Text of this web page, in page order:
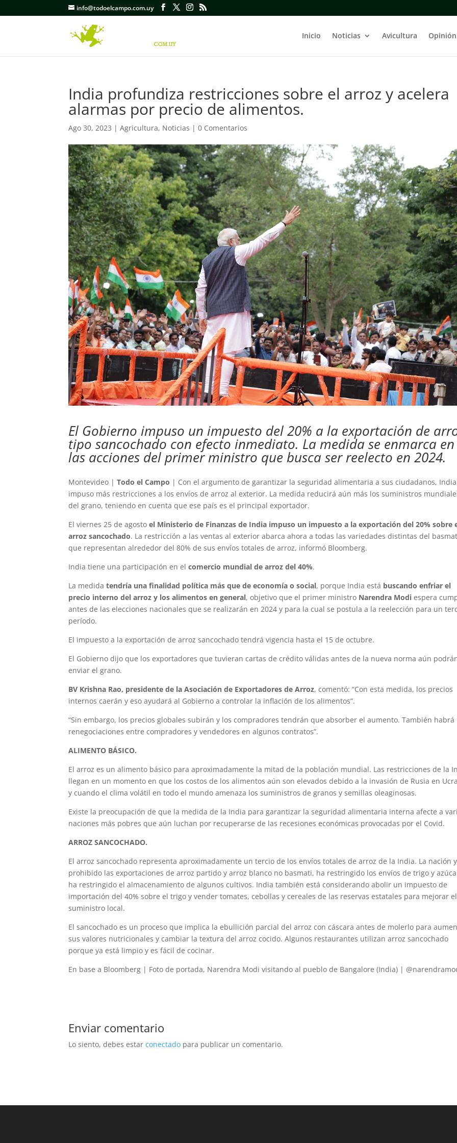
info@todoelcampo.com.uy
Inicio Noticias Avicultura Opinión
India profundiza restricciones sobre el arroz y acelera
alarmas por precio de alimentos.
Ago 30, 2023 |Agricultura, Noticias |0 Comentarios
El Gobierno impuso un impuesto del 20% a la exportación de
tipo sancochado con efecto inmediato. La medida se enmarca en
las acciones del primer ministro que busca ser reelecto en 2024.
Montevideo |Todo el Campo | Con el argumento de garantizar la seguridad alimentaria a sus ciudadanos, India
impuso más restricciones a los envíos de arroz al exterior. La medida reducirá aún más los suministros
del grano, teniendo en cuenta que ese país es el principal exportador.
El viernes 25 de agostoel Ministerio de Finanzas de India impuso un impuesto a la exportación del 20% sobre
arroz sancochado. La restricción a las ventas al exterior abarca ahora a todas las variedades distintas del
que representan alrededor del 80% de sus envíos totales de arroz, informó Bloomberg.
India tiene una participación en elcomercio mundial de arroz del 40%.
La medidatendría una finalidad política más que de economía o social, porque India está buscando enfriar el
precio interno del arroz y los alimentos en general, objetivo que el primer ministro Narendra Modi espera
antes de las elecciones nacionales que se realizarán en 2024 y para la cual se postula a la reelección para un
período.
El impuesto a la exportación de arroz sancochado tendrá vigencia hasta el 15 de octubre.
El Gobierno dijo que los exportadores que tuvieran cartas de crédito válidas antes de la nueva norma aún
enviar el grano.
BV Krishna Rao, presidente de la Asociación de Exportadores de Arroz, comentó: “Con esta medida, los precios
internos caerán y eso ayudará al Gobierno a controlar la inflación de los alimentos”.
“Sin embargo, los precios globales subirán y los compradores tendrán que absorber el aumento. También habrá
renegociaciones entre compradores y vendedores en algunos contratos”.
ALIMENTO BÁSICO.
El arroz es un alimento básico para aproximadamente la mitad de la población mundial. Las restricciones de la
llegan en un momento en que los costos de los alimentos aún son elevados debido a la invasión de Rusia en
y cuando el clima volátil en todo el mundo amenaza los suministros de granos y semillas oleaginosas.
Existe la preocupación de que la medida de la India para garantizar la seguridad alimentaria interna afecte a
naciones más pobres que aún luchan por recuperarse de las recesiones económicas provocadas por el Covid.
ARROZ SANCOCHADO.
El arroz sancochado representa aproximadamente un tercio de los envíos totales de arroz de la India. La nación
prohibido las exportaciones de arroz partido y arroz blanco no basmati, ha restringido los envíos de trigo y
ha restringido el almacenamiento de algunos cultivos. India también está considerando abolir un impuesto de
importación del 40% sobre el trigo y vender tomates, cebollas y cereales de las reservas estatales para mejorar el
suministro local.
El sancochado es un proceso que implica la ebullición parcial del arroz con cáscara antes de molerlo para
sus valores nutricionales y cambiar la textura del arroz cocido. Algunos restaurantes utilizan arroz sancochado
porque ya está limpio y es fácil de cocinar.
En base a Bloomberg | Foto de portada, Narendra Modi visitando al pueblo de Bangalore (India) |
Enviar comentario
Lo siento, debes estarconectado para publicar un comentario.